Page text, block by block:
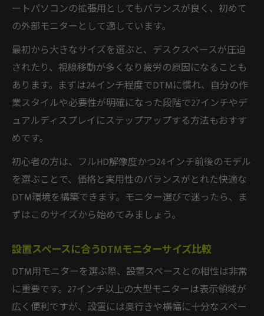
ートパソコンの拡張用としてもバランスが良く、初めて
の外部モニターとして適しています。
最初から大きなサイズを選ぶと、デスクスペースが圧迫
されたり、視線移動が多くなり疲労の原因になることも
あります。まずは24インチ程度でDTMに慣れ、自分の作
業スタイルや必要性が明確になった段階で27インチやデ
ュアルディスプレイにステップアップする方法もおすす
めです。
初心者の方は、フルHD解像度かつ24インチ前後のモデル
を選ぶことで、価格と実用性のバランスがとれた快適な
DTM環境を構築できます。モニター選びで迷ったら、ま
ずはこのサイズから始めてみましょう。
設置スペースに合うDTMモニターサイズ比較
DTM用モニターを選ぶ際、設置スペースとの相性は非常
に重要です。27インチ以上の大型モニターは表示領域が
広く便利ですが、設置には奥行きや横幅に十分なスペー